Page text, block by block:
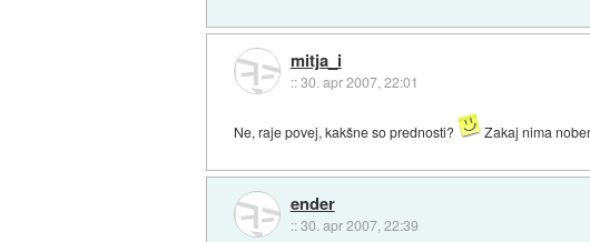
mitja_i
::30. apr 2007, 22:01
Ne, raje povej, kakšne so prednosti? Zakaj nima
ender
::30. apr 2007, 22:39